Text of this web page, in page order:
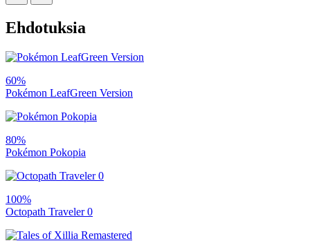
Ehdotuksia
60%
Pokémon LeafGreen Version
80%
Pokémon Pokopia
100%
Octopath Traveler 0